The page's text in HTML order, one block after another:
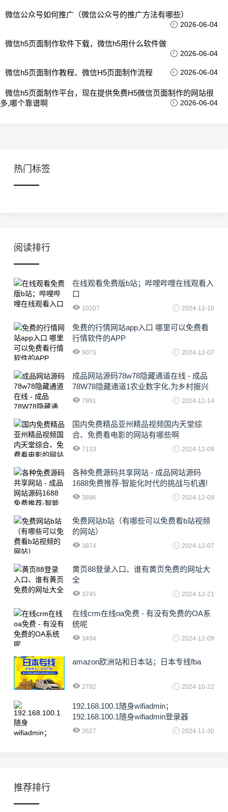
微信公众号如何推广（微信公众号的推广方法有哪些）
2026-06-04
微信h5页面制作软件下载，微信h5用什么软件做
2026-06-04
微信h5页面制作教程、微信H5页面制作流程 2026-06-04
微信h5页面制作平台，现在提供免费H5微信页面制作的网站很
多,哪个靠谱啊
2026-06-04
热门标签
阅读排行
在线观看免费版b站；哔哩哔哩在线观看入
口
10207 2024-12-10
免费的行情网站app入口 哪里可以免费看
行情软件的APP
9073 2024-12-07
成品网站源码78w78隐藏通道在线 - 成品
78W78隐藏通道1农业数字化,为乡村振兴
注入新动力
7891 2024-12-14
国内免费精品亚州精品视频国内天堂综
合、免费看电影的网站有哪些啊
7133 2024-12-09
各种免费源码共享网站 - 成品网站源码
1688免费推荐-智能化时代的挑战与机遇!
3896 2024-12-09
免费网站b站（有哪些可以免费看b站视频
的网站）
3874 2024-12-07
黄页88登录入口、谁有黄页免费的网址大
全
3745 2024-12-21
在线crm在线oa免费 - 有没有免费的OA系
统呢
3494 2024-12-09
amazon欧洲站和日本站；日本专线fba
2782 2024-10-22
192.168.100.1随身wifiadmin；
192.168.100.1随身wifiadmin登录器
2627 2024-11-30
推荐排行